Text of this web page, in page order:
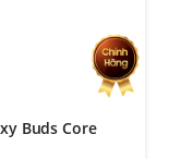
Buds Core